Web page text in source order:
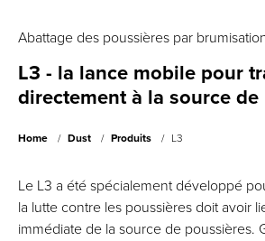
L3 - la lance mobile pour
directement à la source
Abattage des poussières par
Home Dust Produits L3
Le L3 a été spécialement développé
la lutte contre les poussières doit avoir
immédiate de la source de poussières.